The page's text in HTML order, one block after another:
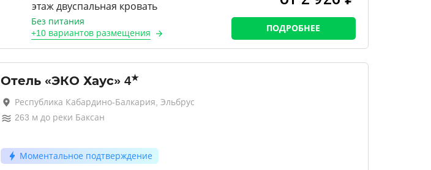
этаж двуспальная кровать
Без питания
+10 вариантовразмещения ПОДРОБНЕЕ
Отель «ЭКО Хаус» 4★
Республика Кабардино-Балкария, Эльбрус
263 м до реки Баксан
Моментальное подтверждение